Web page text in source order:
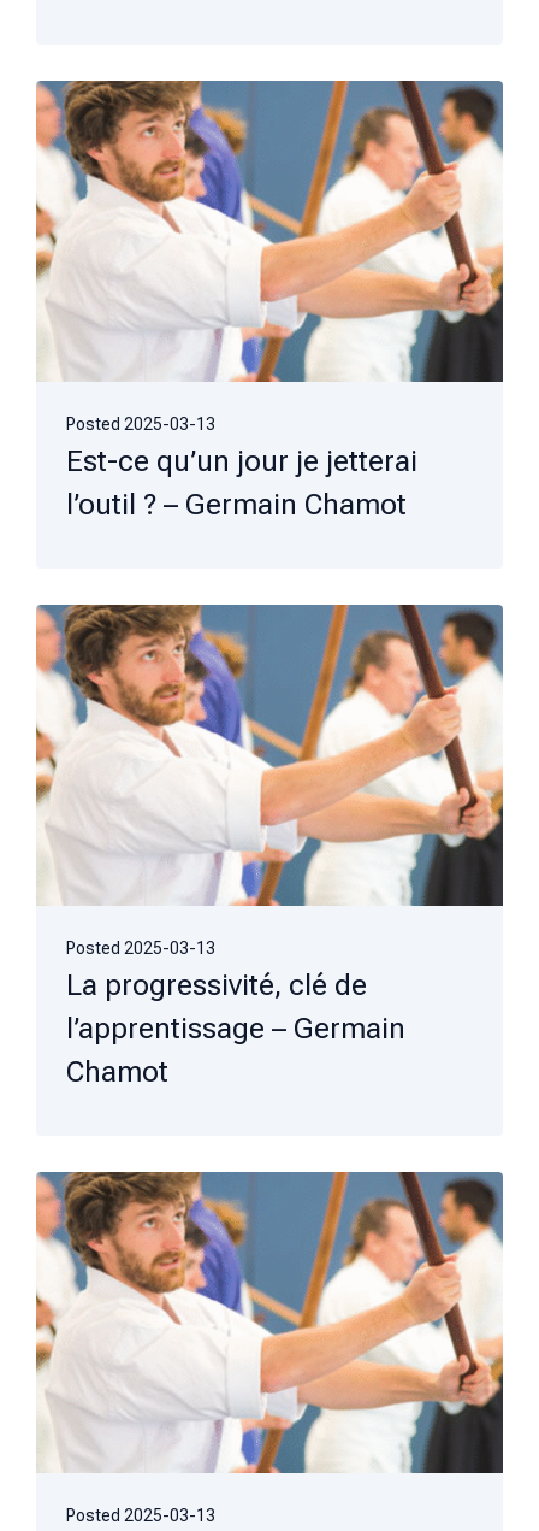
Posted 2025-03-13
Est-ce qu’un jour je jetterai
l’outil ? – Germain Chamot
Posted 2025-03-13
La progressivité, clé de
l’apprentissage – Germain
Chamot
Posted 2025-03-13